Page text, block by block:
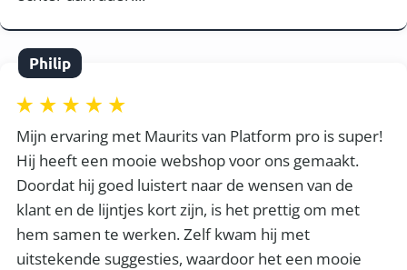
Philip
Mijn ervaring met Maurits van Platform pro is super!
Hij heeft een mooie webshop voor ons gemaakt.
Doordat hij goed luistert naar de wensen van de
klant en de lijntjes kort zijn, is het prettig om met
hem samen te werken. Zelf kwam hij met
uitstekende suggesties, waardoor het een mooie